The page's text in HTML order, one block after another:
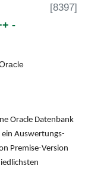
-
[8397]
Oracle Datenbank
Auswertungs-
Premise-Version